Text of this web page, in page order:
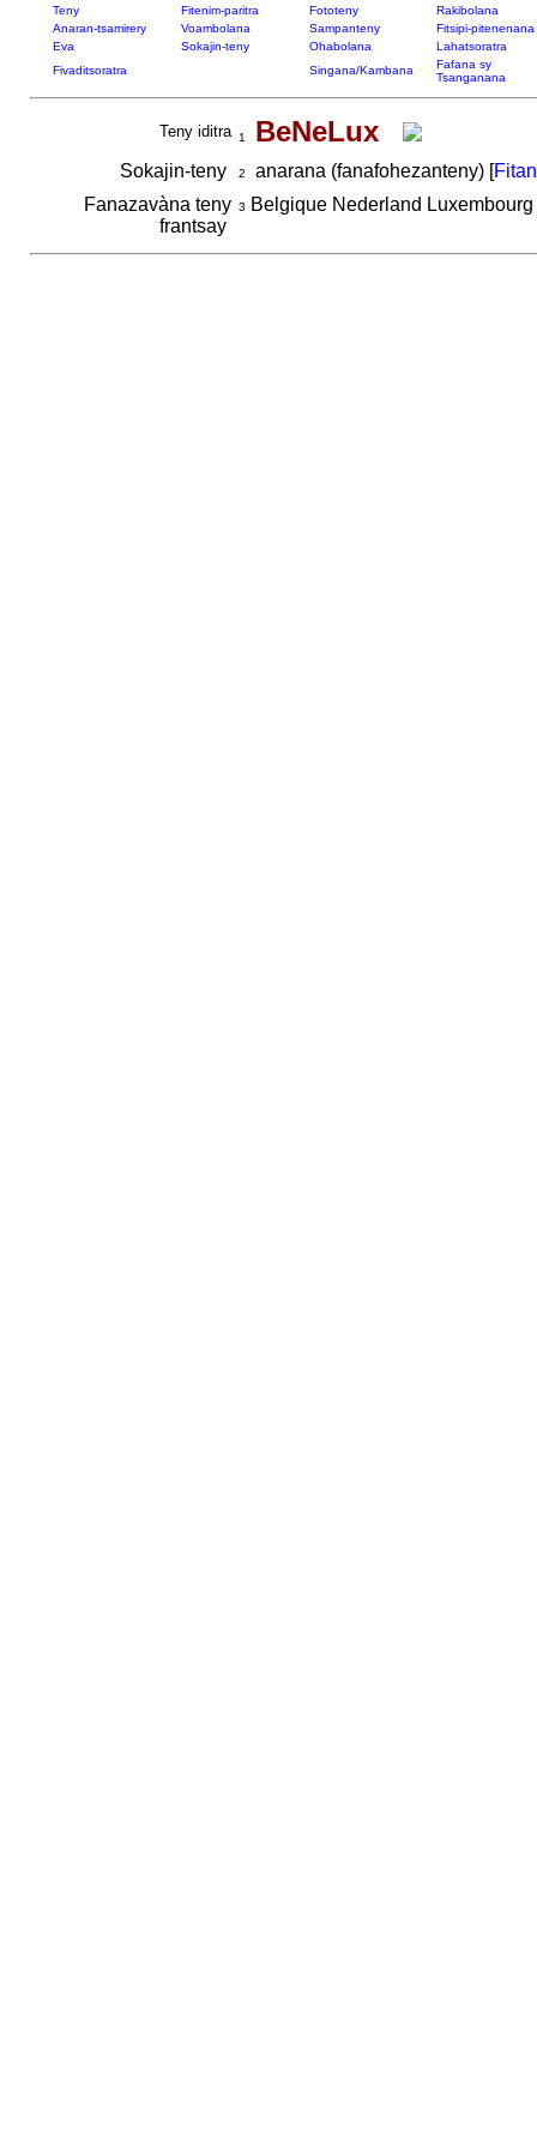
Teny Fitenim-paritra Fototeny
Rakibolana
Anaran-tsamirery
Voambolana Sampanteny
Fitsipi-pitenenana
Eva
Sokajin-teny Ohabolana
Lahatsoratra
Fivaditsoratra
Singana/Kambana
Fafana sy
Tsanganana
Teny iditra 1 BeNeLux
Sokajin-teny 2 anarana (fanafohezanteny) [
Fanazavàna teny
frantsay
3 Belgique Nederland Luxembourg